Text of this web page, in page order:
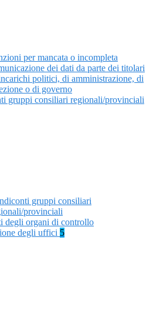
per mancata o incompleta
dei dati da parte dei titolari
politici, di amministrazione, di
o di governo
gruppi consiliari regionali/provinciali
gruppi consiliari
provinciali
degli organi di controllo
degli uffici 5